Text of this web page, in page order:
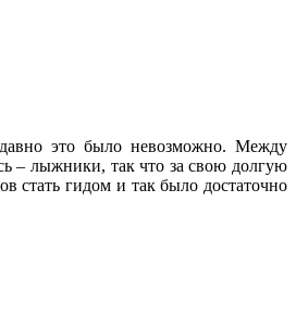
это было невозможно. Между
– лыжники, так что за свою долгую
стать гидом и так было достаточно